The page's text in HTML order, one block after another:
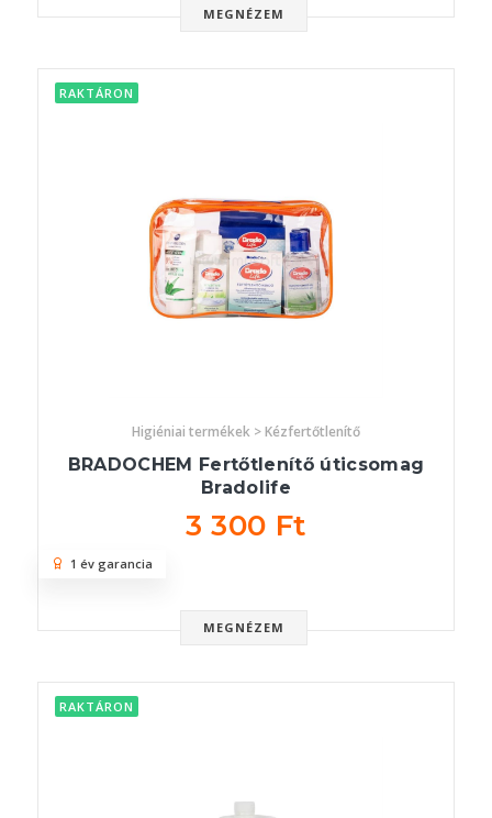
MEGNÉZEM
RAKTÁRON
Higiéniai termékek > Kézfertőtlenítő
BRADOCHEM Fertőtlenítő úticsomag
Bradolife
3 300 Ft
MEGNÉZEM
1 év garancia
RAKTÁRON